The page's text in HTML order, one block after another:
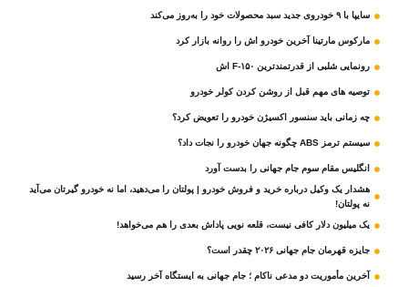
سایپا با ۹ خودروی جدید سبد محصولات خود را به‌روز می‌کند
مارکوس مارتینا آخرین خودرو اش را روانه بازار کرد
رونمایی شلبی از قدرتمندترین F-۱۵۰ اش
توصیه های مهم قبل از روشن کردن کولر خودرو
چه زمانی باید سنسور اکسیژن خودرو را تعویض کرد؟
سیستم ترمز ABS چگونه جهان خودرو را نجات داد؟
انگلیس مقام سوم جام‌ جهانی را بدست آورد
هشدار یک وکیل درباره خرید و فروش خودرو | پولتان را می‌دهید، اما نه خودرو گیرتان می‌آید
نه پولتان!
یک میلیون دلار کافی نیست، قلعه‌ نویی پاداش بعدی را هم می‌خواهد!
جایزه قهرمان جام جهانی ۲۰۲۶ چقدر است؟
آخرین مأموریت دو مدعی ناکام ؛ جام جهانی به ایستگاه آخر رسید